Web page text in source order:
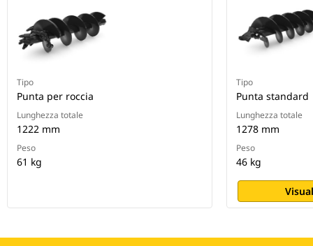
Tipo
Punta per roccia
Lunghezza totale
1222 mm
Peso
61 kg
Tipo
Punta standard
Lunghezza totale
1278 mm
Peso
46 kg